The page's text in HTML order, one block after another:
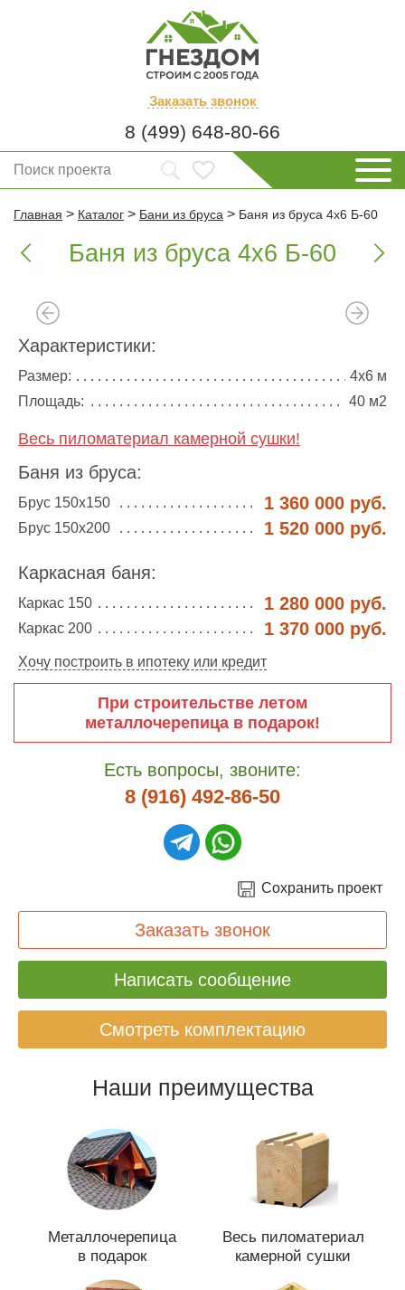
Заказать звонок
8 (499) 648-80-66
Главная > Каталог > Бани из бруса > Баня из бруса 4х6 Б-60
 Баня из бруса 4х6 Б-60 
Характеристики:
Размер:
4х6 м
Площадь:
40 м2
Весь пиломатериал камерной сушки!
Баня из бруса:
Брус 150х150 1 360 000 руб.
Брус 150х200 1 520 000 руб.
Каркасная баня:
Каркас 150 1 280 000 руб.
Каркас 200 1 370 000 руб.
Хочу построить в ипотеку или кредит
При строительстве летом
металлочерепица в подарок!
Есть вопросы, звоните:
8 (916) 492-86-50
Сохранить проект
Заказать звонок
Написать сообщение
Смотреть комплектацию
Наши преимущества
Металлочерепица
в подарок
Весь пиломатериал
камерной сушки